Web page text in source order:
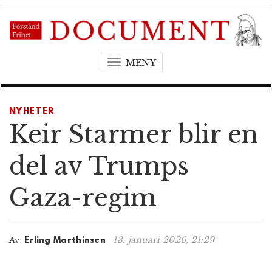
MENYT
g
e
a
g
t
NYHETER
Keir Starmer blir en
del av Trumps
Gaza-regim
Av: Erling Marthinsen 13. januari 2026, 21:29